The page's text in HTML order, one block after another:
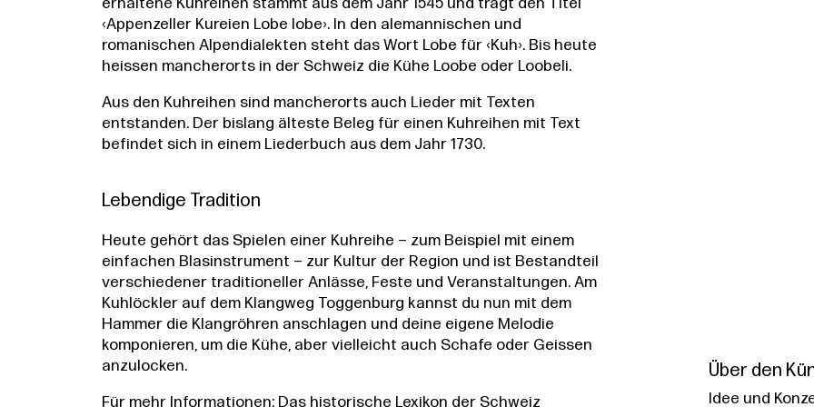
erhaltene Kuhreihen stammt aus dem Jahr 1545 und trägt den Titel
‹Appenzeller Kureien Lobe lobe›. In den alemannischen und
romanischen Alpendialekten steht das Wort Lobe für ‹Kuh›. Bis heute
heissen mancherorts in der Schweiz die Kühe Loobe oder Loobeli.
Aus den Kuhreihen sind mancherorts auch Lieder mit Texten
entstanden. Der bislang älteste Beleg für einen Kuhreihen mit Text
befindet sich in einem Liederbuch aus dem Jahr 1730.
Lebendige Tradition
Heute gehört das Spielen einer Kuhreihe – zum Beispiel mit einem
einfachen Blasinstrument – zur Kultur der Region und ist Bestandteil
verschiedener traditioneller Anlässe, Feste und Veranstaltungen. Am
Kuhlöckler auf dem Klangweg Toggenburg kannst du nun mit dem
Hammer die Klangröhren anschlagen und deine eigene Melodie
komponieren, um die Kühe, aber vielleicht auch Schafe oder Geissen
anzulocken.
Für mehr Informationen: Das historische Lexikon der Schweiz
Über den
Idee und